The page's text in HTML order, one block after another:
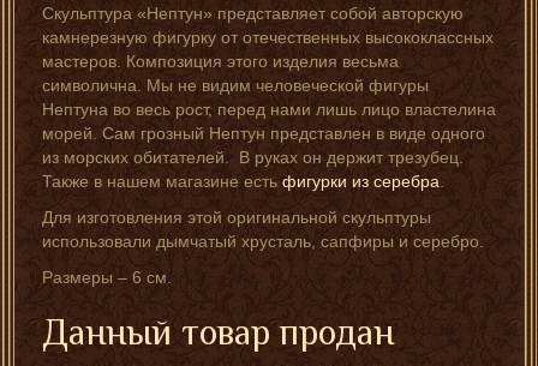
Скульптура «Нептун» представляет собой авторскую
камнерезную фигурку от отечественных высококлассных
мастеров. Композиция этого изделия весьма
символична. Мы не видим человеческой фигуры
Нептуна во весь рост, перед нами лишь лицо властелина
морей. Сам грозный Нептун представлен в виде одного
из морских обитателей. В руках он держит трезубец.
Также в нашем магазине естьфигурки из серебра.
Для изготовления этой оригинальной скульптуры
использовали дымчатый хрусталь, сапфиры и серебро.
Размеры – 6 см.
Данный товар продан